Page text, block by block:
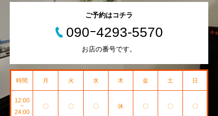
ご予約はコチラ
090ｰ4293-5570
お店の番号です。
時間 月 火 水 木 金 土 日
12:00
~
24:00
〇 〇 〇 休 〇 〇 〇